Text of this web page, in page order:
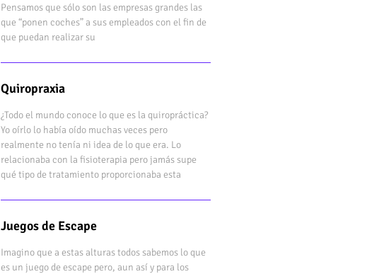
Pensamos que sólo son las empresas grandes las
que “ponen coches” a sus empleados con el fin de
que puedan realizar su
Quiropraxia
¿Todo el mundo conoce lo que es la quiropráctica?
Yo oírlo lo había oído muchas veces pero
realmente no tenía ni idea de lo que era. Lo
relacionaba con la fisioterapia pero jamás supe
qué tipo de tratamiento proporcionaba esta
Juegos de Escape
Imagino que a estas alturas todos sabemos lo que
es un juego de escape pero, aun así y para los